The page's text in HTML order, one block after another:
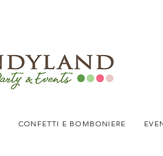
CONFETTI E BOMBONIERE